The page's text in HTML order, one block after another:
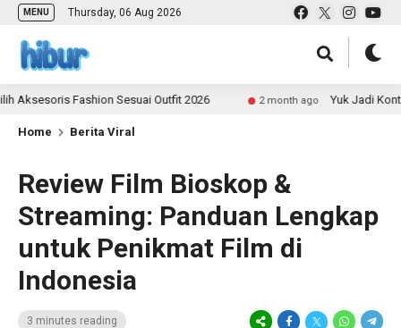
MENU Thursday, 06 Aug 2026
Fashion Sesuai Outfit 2026 2 month ago Yuk Jadi Kontributor
Home Berita Viral
Review Film Bioskop &
Streaming: Panduan Lengkap
untuk Penikmat Film di
Indonesia
3 minutes reading